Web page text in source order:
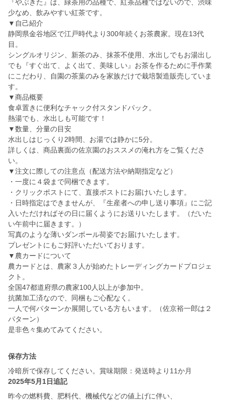
『やぶきた』は、緑茶用の品種で、紅茶品種ではないので、渋味
少なめ、飲みやすい紅茶です。
▼自己紹介
静岡県金谷地区で江戸時代より300年続くお茶農家。現在13代
目。
シングルオリジン、新茶のみ、抹茶不使用、水出しでもお湯出し
でも『すぐ出て、よく出て、美味しい』お茶を作るために手作業
にこだわり、自園の茶葉のみを家族だけで栽培製造販売していま
す。
▼商品概要
食卓置きに便利なチャック付スタンドパック。
熱湯でも、水出しも可能です！
▼数量、分量の目安
水出しはじっくり2時間、お湯では静かに5分。
詳しくは、商品裏面の佐京園のおススメの淹れ方をご覧くださ
い。
▼注文に際しての注意点（配送方法や納期指定など）
・一度に４袋まで同梱できます。
・クリックポストにて、直接ポストにお届けいたします。
・日時指定はできませんが、『生産者への申し送り事項』にご記
入いただければその日に届くようにお送りいたします。（だいた
い午前中に届きます。）
写真のような薄いダンボール荷姿でお届けいたします。
プレゼントにもご好評いただいております。
▼農カードについて
農カードとは、農家３人が始めたトレーディングカードプロジェ
クト。
全国47都道府県の農家100人以上が参加中。
抗菌加工済なので、同梱もご心配なく。
一人で何パターンか展開している方もいます。（佐京裕一郎は２
パターン）
是非色々集めてみてください。
保存方法
冷暗所で保存してください。賞味期限：発送時より11か月
2025年5月1日追記
昨今の燃料費、肥料代、機械代などの値上げに伴い、